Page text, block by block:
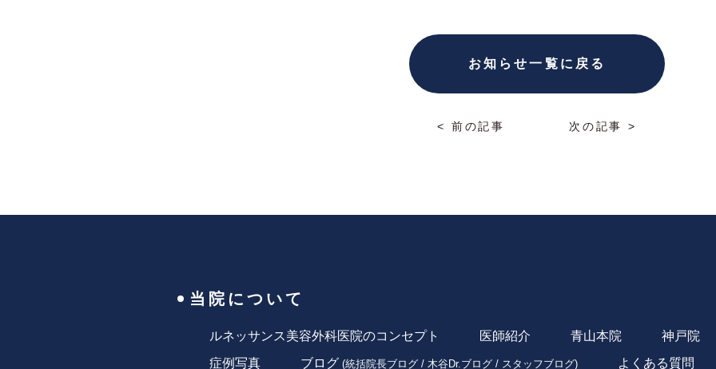
お知らせ一覧に戻る
< 前の記事 次の記事 >
当院について
ルネッサンス美容外科医院のコンセプト 医師紹介 青山本院 神戸院
症例写真
ブログ (統括院長ブログ / 木谷Dr.ブログ / スタッフブログ) よくある質問